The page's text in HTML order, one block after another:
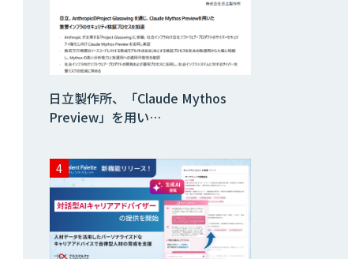
日立製作所、「Claude Mythos
Preview」を用い…